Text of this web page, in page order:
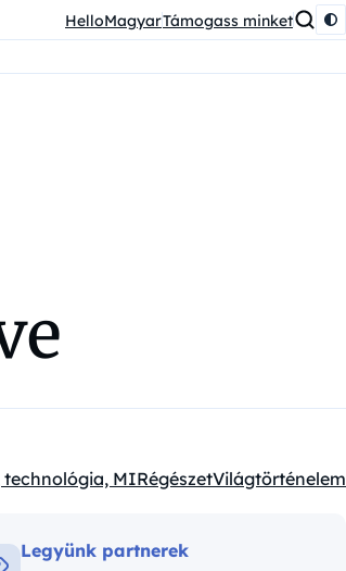
HelloMagyarTámogass minket
technológia, MIRégészetVilágtörténelem
Legyünk partnerek